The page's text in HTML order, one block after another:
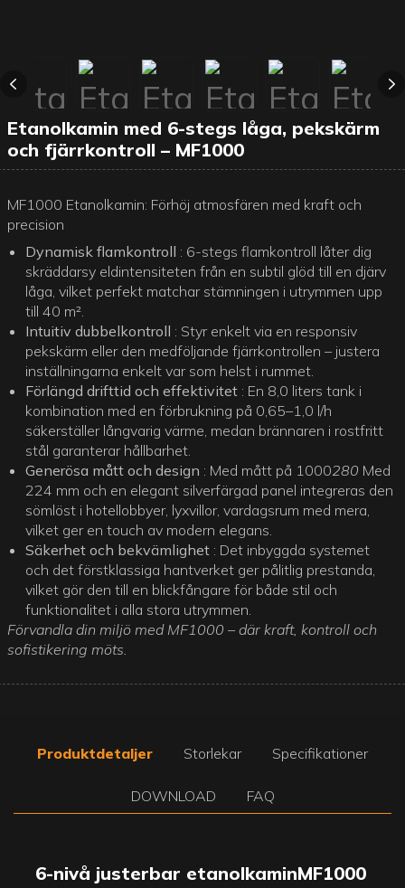
Etanolkamin med 6-stegs låga, pekskärm
och fjärrkontroll – MF1000
MF1000 Etanolkamin: Förhöj atmosfären med kraft och
precision
Dynamisk flamkontroll : 6-stegs flamkontroll låter dig
skräddarsy eldintensiteten från en subtil glöd till en djärv
låga, vilket perfekt matchar stämningen i utrymmen upp
till 40 m².
Intuitiv dubbelkontroll : Styr enkelt via en responsiv
pekskärm eller den medföljande fjärrkontrollen – justera
inställningarna enkelt var som helst i rummet.
Förlängd drifttid och effektivitet: En 8,0 liters tank i
kombination med en förbrukning på 0,65–1,0 l/h
säkerställer långvarig värme, medan brännaren i rostfritt
stål garanterar hållbarhet.
Generösa mått och design : Med mått på 1000280 Med
224 mm och en elegant silverfärgad panel integreras den
sömlöst i hotellobbyer, lyxvillor, vardagsrum med mera,
vilket ger en touch av modern elegans.
Säkerhet och bekvämlighet: Det inbyggda systemet
och det förstklassiga hantverket ger pålitlig prestanda,
vilket gör den till en blickfångare för både stil och
funktionalitet i alla stora utrymmen.
Förvandla din miljö med MF1000 – där kraft, kontroll och
sofistikering möts.
Produktdetaljer Storlekar Specifikationer
DOWNLOAD FAQ
6-nivå justerbar etanolkaminMF1000